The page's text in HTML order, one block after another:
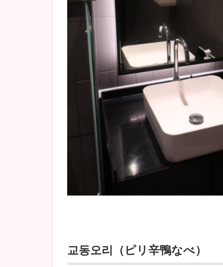
교동오리（ピリ辛鴨なべ）